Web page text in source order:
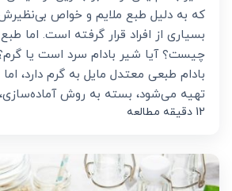
که به دلیل طبع ملایم و خواص
بسیاری از افراد قرار گرفته است. اما
چیست؟ آیا شیر بادام سرد است یا
بادام طبعی معتدل مایل به گرم دارد،
تهیه می‌شود، بسته به روش
12 دقیقه مطالعه